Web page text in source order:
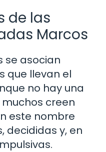
de las
Marcos
se asocian
que llevan el
no hay una
creen
este nombre
decididas y, en